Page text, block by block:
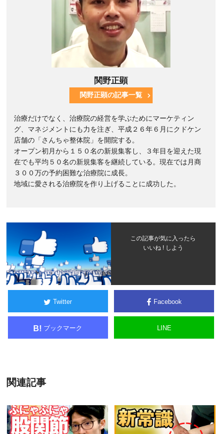
関野正顕
関野正顕の記事一覧
治療だけでなく、治療院の経営を学ぶためにマーケティン
グ、マネジメントにも力を注ぎ、平成２６年６月にクドケン
店舗の「さんちゃ整体院」を開院する。
オープン初月から１５０名の新規集客し、３年目を迎えた現
在でも平均５０名の新規集客を継続している。現在では月商
３００万の予約困難な治療院に成長。
地域に愛される治療院を作り上げることに成功した。
この記事が気に入ったら
いいね ! しよう
Twitter Facebook
B! ブックマーク LINE
関連記事